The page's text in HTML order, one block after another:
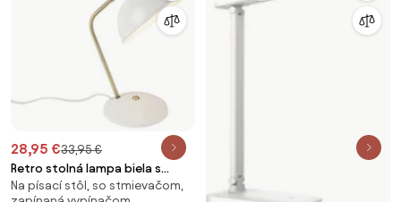
28,95 €33,95 €
Retro stolná lampa biela s
bronzom 38 cm - Milou
Na písací stôl, so stmievačom,